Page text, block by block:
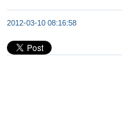
2012-03-10 08:16:58